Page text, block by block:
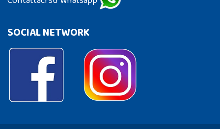
SOCIAL NETWORK